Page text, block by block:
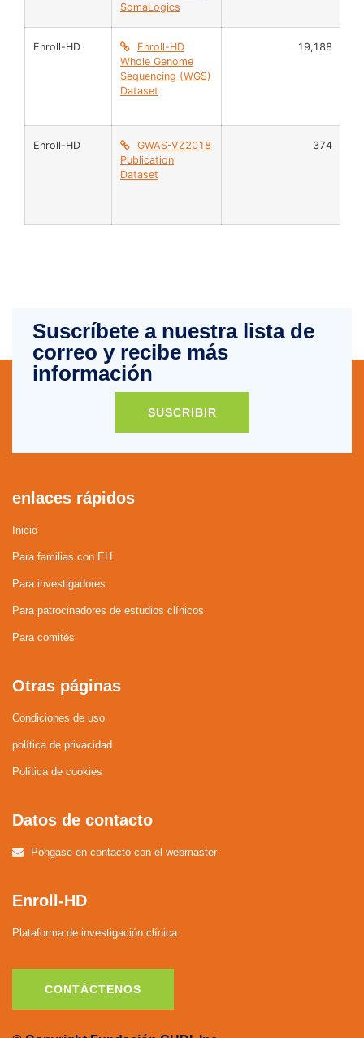
SomaLogics
Enroll-HD
Enroll-HD
Whole Genome
Sequencing (WGS)
Dataset
19,188
Enroll-HD
GWAS-VZ2018
Publication
Dataset
374
Suscríbete a nuestra lista de
correo y recibe más
información
SUSCRIBIR
enlaces rápidos
Inicio
Para familias con EH
Para investigadores
Para patrocinadores de estudios clínicos
Para comités
Otras páginas
Condiciones de uso
política de privacidad
Política de cookies
Datos de contacto
Póngase en contacto con el webmaster
Enroll-HD
Plataforma de investigación clínica
CONTÁCTENOS